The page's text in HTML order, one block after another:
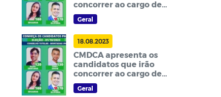
concorrer ao cargo de
Conselheiro Tutelar
Geral
18.08.2023
CMDCA apresenta os
candidatos que irão
concorrer ao cargo de
Conselheiro Tutelar, em
Montadas
Geral